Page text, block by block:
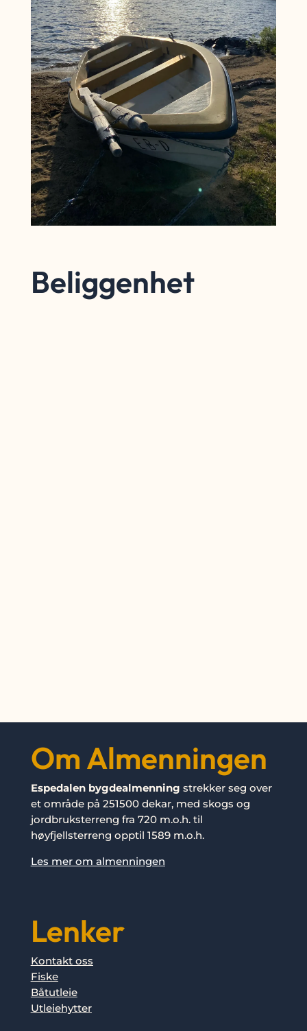
Beliggenhet
Om Almenningen
Espedalen bygdealmenning strekker seg over
et område på 251500 dekar, med skogs og
jordbruksterreng fra 720 m.o.h. til
høyfjellsterreng opptil 1589 m.o.h.
Les mer om almenningen
Lenker
Kontakt oss
Fiske
Båtutleie
Utleiehytter